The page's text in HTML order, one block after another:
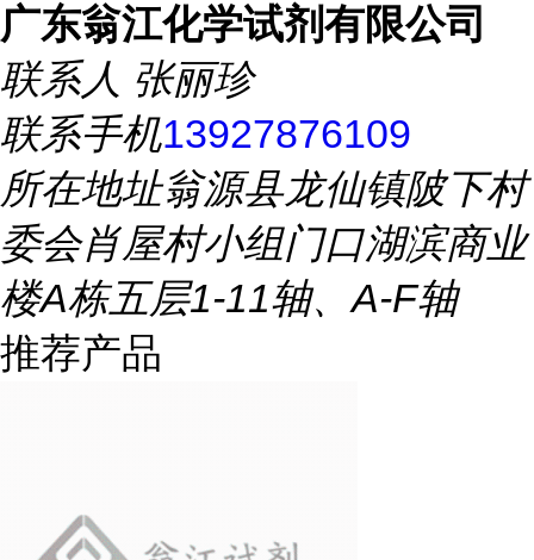
广东翁江化学试剂有限公司
联系人 张丽珍
联系手机13927876109
所在地址翁源县龙仙镇陂下村
委会肖屋村小组门口湖滨商业
楼A栋五层1-11轴、A-F轴
推荐产品